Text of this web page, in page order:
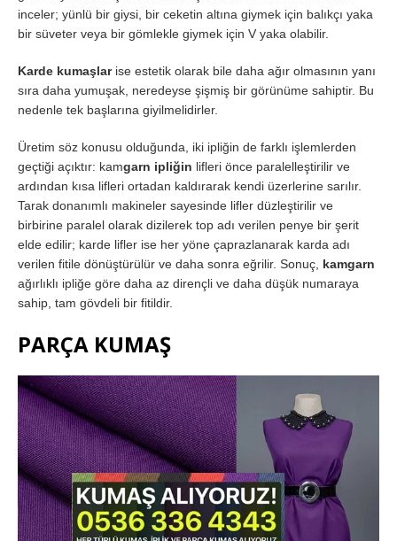
inceler; yünlü bir giysi, bir ceketin altına giymek için balıkçı yaka
bir süveter veya bir gömlekle giymek için V yaka olabilir.
Karde kumaşlarise estetik olarak bile daha ağır olmasının yanı
sıra daha yumuşak, neredeyse şişmiş bir görünüme sahiptir. Bu
nedenle tek başlarına giyilmelidirler.
Üretim söz konusu olduğunda, iki ipliğin de farklı işlemlerden
geçtiği açıktır: kamgarn ipliğin lifleri önce paralelleştirilir ve
ardından kısa lifleri ortadan kaldırarak kendi üzerlerine sarılır.
Tarak donanımlı makineler sayesinde lifler düzleştirilir ve
birbirine paralel olarak dizilerek top adı verilen penye bir şerit
elde edilir; karde lifler ise her yöne çaprazlanarak karda adı
verilen fitile dönüştürülür ve daha sonra eğrilir. Sonuç, kamgarn
ağırlıklı ipliğe göre daha az dirençli ve daha düşük numaraya
sahip, tam gövdeli bir fitildir.
PARÇA KUMAŞ